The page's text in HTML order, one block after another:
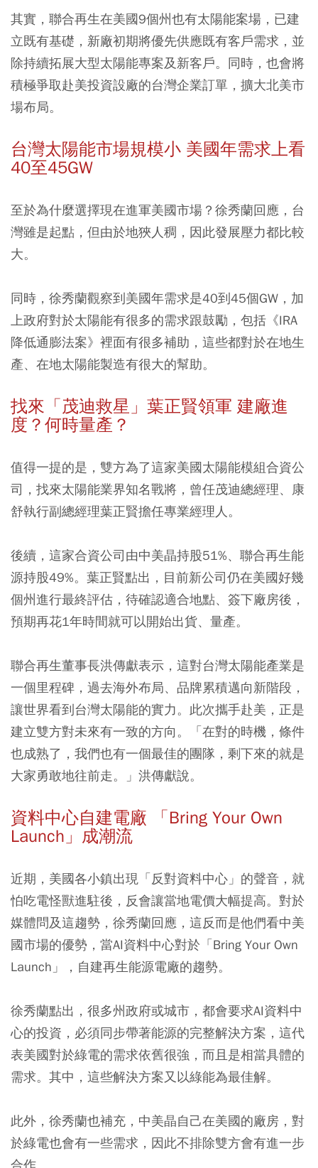
其實，聯合再生在美國9個州也有太陽能案場，已建
立既有基礎，新廠初期將優先供應既有客戶需求，並
除持續拓展大型太陽能專案及新客戶。同時，也會將
積極爭取赴美投資設廠的台灣企業訂單，擴大北美市
場布局。
台灣太陽能市場規模小 美國年需求上看
40至45GW
至於為什麼選擇現在進軍美國市場？徐秀蘭回應，台
灣雖是起點，但由於地狹人稠，因此發展壓力都比較
大。
同時，徐秀蘭觀察到美國年需求是40到45個GW，加
上政府對於太陽能有很多的需求跟鼓勵，包括《IRA
降低通膨法案》裡面有很多補助，這些都對於在地生
產、在地太陽能製造有很大的幫助。
找來「茂迪救星」葉正賢領軍 建廠進
度？何時量產？
值得一提的是，雙方為了這家美國太陽能模組合資公
司，找來太陽能業界知名戰將，曾任茂迪總經理、康
舒執行副總經理葉正賢擔任專業經理人。
後續，這家合資公司由中美晶持股51%、聯合再生能
源持股49%。葉正賢點出，目前新公司仍在美國好幾
個州進行最終評估，待確認適合地點、簽下廠房後，
預期再花1年時間就可以開始出貨、量產。
聯合再生董事長洪傳獻表示，這對台灣太陽能產業是
一個里程碑，過去海外布局、品牌累積邁向新階段，
讓世界看到台灣太陽能的實力。此次攜手赴美，正是
建立雙方對未來有一致的方向。「在對的時機，條件
也成熟了，我們也有一個最佳的團隊，剩下來的就是
大家勇敢地往前走。」洪傳獻說。
資料中心自建電廠 「Bring Your Own
Launch」成潮流
近期，美國各小鎮出現「反對資料中心」的聲音，就
怕吃電怪獸進駐後，反會讓當地電價大幅提高。對於
媒體問及這趨勢，徐秀蘭回應，這反而是他們看中美
國市場的優勢，當AI資料中心對於「Bring Your Own
Launch」，自建再生能源電廠的趨勢。
徐秀蘭點出，很多州政府或城市，都會要求AI資料中
心的投資，必須同步帶著能源的完整解決方案，這代
表美國對於綠電的需求依舊很強，而且是相當具體的
需求。其中，這些解決方案又以綠能為最佳解。
此外，徐秀蘭也補充，中美晶自己在美國的廠房，對
於綠電也會有一些需求，因此不排除雙方會有進一步
合作。